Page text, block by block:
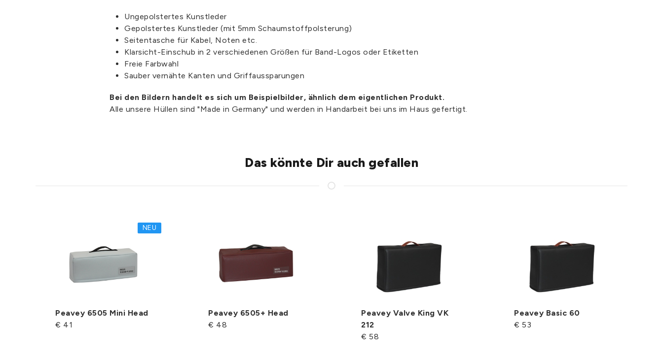
Ungepolstertes Kunstleder
Gepolstertes Kunstleder (mit 5mm Schaumstoffpolsterung)
Seitentasche für Kabel, Noten etc.
Klarsicht-Einschub in 2 verschiedenen Größen für Band-Logos oder Etiketten
Freie Farbwahl
Sauber vernähte Kanten und Griffaussparungen
Bei den Bildern handelt es sich um Beispielbilder, ähnlich dem eigentlichen Produkt.
Alle unsere Hüllen sind "Made in Germany" und werden in Handarbeit bei uns im Haus gefertigt.
Das könnte Dir auch gefallen
NEU
Peavey 6505 Mini Head
€ 41
Peavey 6505+ Head
€ 48
Peavey Valve King VK
212
€ 58
Peavey Basic 60
€ 53